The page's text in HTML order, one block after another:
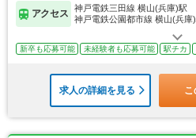
アクセス
神戸電鉄三田線 横山(兵庫)駅
神戸電鉄公園都市線 横山(兵庫
新卒も応募可能 未経験者も応募可能 駅チカ
求人の詳細を見る こ